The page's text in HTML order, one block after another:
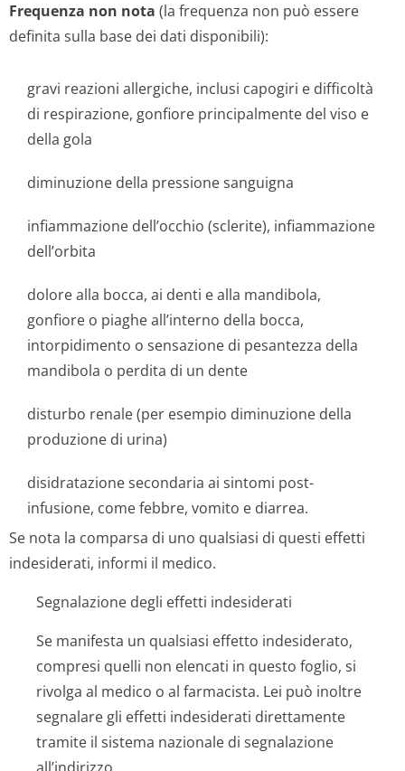
Frequenza non nota (la frequenza non può essere
definita sulla base dei dati disponibili):
gravi reazioni allergiche, inclusi capogiri e difficoltà
di respirazione, gonfiore principalmente del viso e
della gola
diminuzione della pressione sanguigna
infiammazione dell’occhio (sclerite), infiammazione
dell’orbita
dolore alla bocca, ai denti e alla mandibola,
gonfiore o piaghe all’interno della bocca,
intorpidimento o sensazione di pesantezza della
mandibola o perdita di un dente
disturbo renale (per esempio diminuzione della
produzione di urina)
disidratazione secondaria ai sintomi post-
infusione, come febbre, vomito e diarrea.
Se nota la comparsa di uno qualsiasi di questi effetti
indesiderati, informi il medico.
Segnalazione degli effetti indesiderati
Se manifesta un qualsiasi effetto indesiderato,
compresi quelli non elencati in questo foglio, si
rivolga al medico o al farmacista. Lei può inoltre
segnalare gli effetti indesiderati direttamente
tramite il sistema nazionale di segnalazione